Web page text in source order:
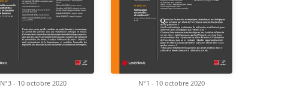
N°3 - 10 octobre 2020 N°1 - 10 octobre 2020